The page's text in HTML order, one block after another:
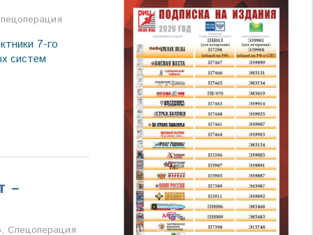
7-го
систем
–
, Спецоперация